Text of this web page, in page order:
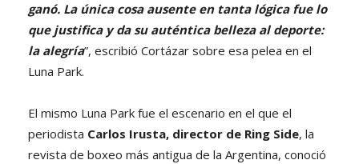
ganó. La única cosa ausente en tanta lógica fue lo
que justifica y da su auténtica belleza al deporte:
la alegría”, escribió Cortázar sobre esa pelea en el
Luna Park.
El mismo Luna Park fue el escenario en el que el
periodista Carlos Irusta, director de Ring Side, la
revista de boxeo más antigua de la Argentina, conoció